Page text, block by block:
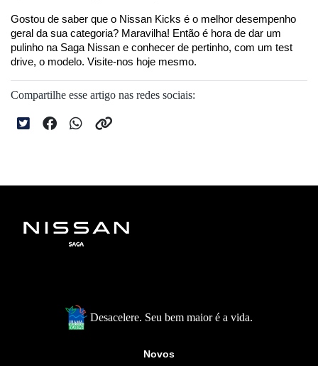
Gostou de saber que o Nissan Kicks é o melhor desempenho
geral da sua categoria? Maravilha! Então é hora de dar um
pulinho na Saga Nissan e conhecer de pertinho, com um test
drive, o modelo. Visite-nos hoje mesmo.
Compartilhe esse artigo nas redes sociais:
Desacelere. Seu bem maior é a vida.
Novos